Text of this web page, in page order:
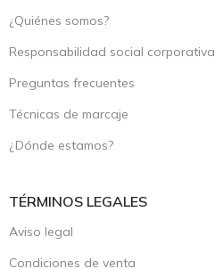
¿Quiénes somos?
Responsabilidad social corporativa
Preguntas frecuentes
Técnicas de marcaje
¿Dónde estamos?
TÉRMINOS LEGALES
Aviso legal
Condiciones de venta